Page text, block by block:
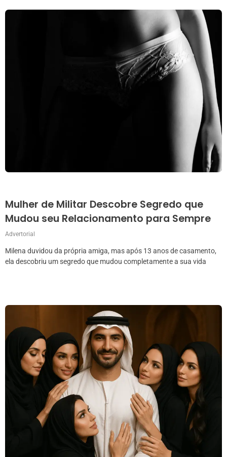
Mulher de Militar Descobre Segredo que
Mudou seu Relacionamento para Sempre
Advertorial
Milena duvidou da própria amiga, mas após 13 anos de casamento,
ela descobriu um segredo que mudou completamente a sua vida